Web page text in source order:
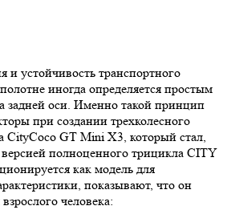
и устойчивость транспортного
иногда определяется простым
задней оси. Именно такой принцип
при создании трехколесного
CityCoco GT Mini X3, который стал,
полноценного трицикла CITY
как модель для
показывают, что он
человека: